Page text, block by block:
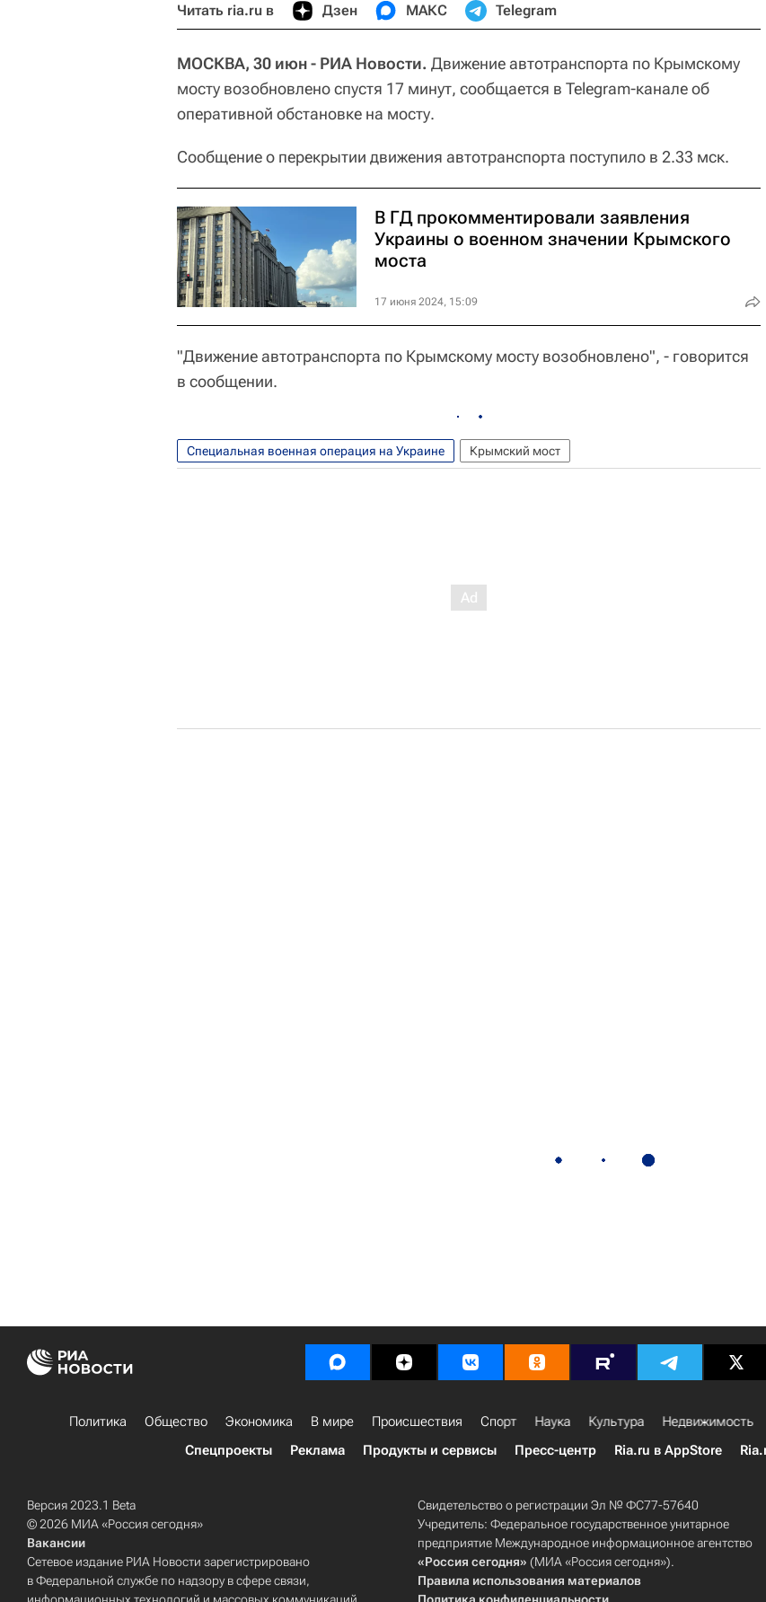
Читать ria.ru в Дзен МАКС Telegram
МОСКВА, 30 июн - РИА Новости. Движение автотранспорта по Крымскому
мосту возобновлено спустя 17 минут, сообщается в Telegram-канале об
оперативной обстановке на мосту.
Сообщение о перекрытии движения автотранспорта поступило в 2.33 мск.
В ГД прокомментировали заявления
Украины о военном значении Крымского
моста
17 июня 2024, 15:09
"Движение автотранспорта по Крымскому мосту возобновлено", - говорится
в сообщении.
Специальная военная операция на Украине Крымский мост
Политика Общество Экономика В мире Происшествия Спорт Наука Культура Недвижимость
Спецпроекты
Реклама Продукты и сервисы Пресс-центр Ria.ru в AppStore
Версия 2023.1 Beta
© 2026 МИА «Россия сегодня»
Вакансии
Сетевое издание РИА Новости зарегистрировано
в Федеральной службе по надзору в сфере связи,
Свидетельство о регистрации Эл № ФС77-57640
Учредитель: Федеральное государственное унитарное
предприятие Международное информационное агентство
«Россия сегодня» (МИА «Россия сегодня»).
Правила использования материалов